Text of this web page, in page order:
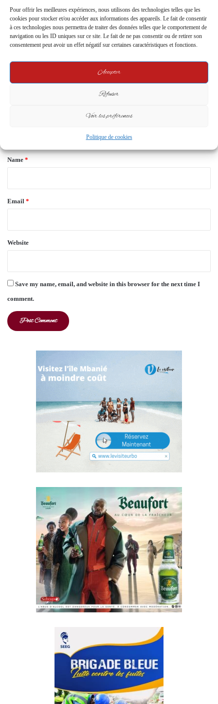
Pour offrir les meilleures expériences, nous utilisons des technologies telles que les
cookies pour stocker et/ou accéder aux informations des appareils. Le fait de consentir
à ces technologies nous permettra de traiter des données telles que le comportement de
navigation ou les ID uniques sur ce site. Le fait de ne pas consentir ou de retirer son
consentement peut avoir un effet négatif sur certaines caractéristiques et fonctions.
Accepter
Refuser
Voir les préférences
Politique de cookies
Leave a Reply
Your email address will not be published. Required fields are marked*
m
*
Name *
Email *
Website
Save my name, email, and website in this browser for the next time I
comment.